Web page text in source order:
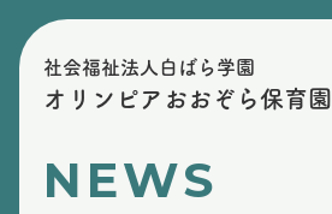
社会福祉法人白ばら学園
オリンピアおおぞら保育園
NEWS